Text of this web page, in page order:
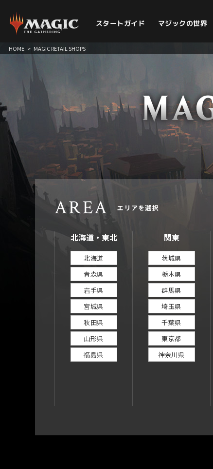
スタートガイド マジックの世界
HOME > MAGIC RETAIL SHOPS
AREA エリアを選択
北海道・東北 関東
北海道
青森県
岩手県
宮城県
秋田県
山形県
福島県
茨城県
栃木県
群馬県
埼玉県
千葉県
東京都
神奈川県